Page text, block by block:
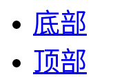
底部
顶部